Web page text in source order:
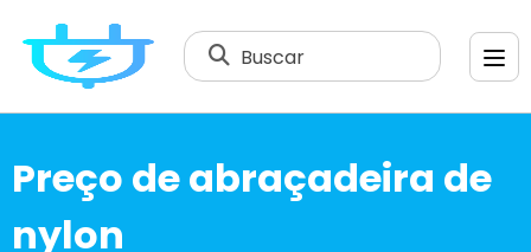
Buscar
Preço de abraçadeira de
nylon